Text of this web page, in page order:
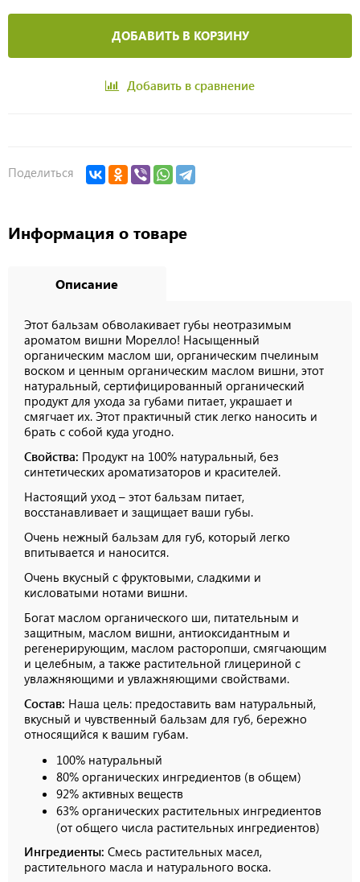
ДОБАВИТЬ В КОРЗИНУ
Добавить в сравнение
Поделиться
Информация о товаре
Описание
Этот бальзам обволакивает губы неотразимым
ароматом вишни Морелло! Насыщенный
органическим маслом ши, органическим пчелиным
воском и ценным органическим маслом вишни, этот
натуральный, сертифицированный органический
продукт для ухода за губами питает, украшает и
смягчает их. Этот практичный стик легко наносить и
брать с собой куда угодно.
Свойства: Продукт на 100% натуральный, без
синтетических ароматизаторов и красителей.
Настоящий уход – этот бальзам питает,
восстанавливает и защищает ваши губы.
Очень нежный бальзам для губ, который легко
впитывается и наносится.
Очень вкусный с фруктовыми, сладкими и
кисловатыми нотами вишни.
Богат маслом органического ши, питательным и
защитным, маслом вишни, антиоксидантным и
регенерирующим, маслом расторопши, смягчающим
и целебным, а также растительной глицериной с
увлажняющими и увлажняющими свойствами.
Состав: Наша цель: предоставить вам натуральный,
вкусный и чувственный бальзам для губ, бережно
относящийся к вашим губам.
100% натуральный
80% органических ингредиентов (в общем)
92% активных веществ
63% органических растительных ингредиентов
(от общего числа растительных ингредиентов)
Ингредиенты: Смесь растительных масел,
растительного масла и натурального воска.